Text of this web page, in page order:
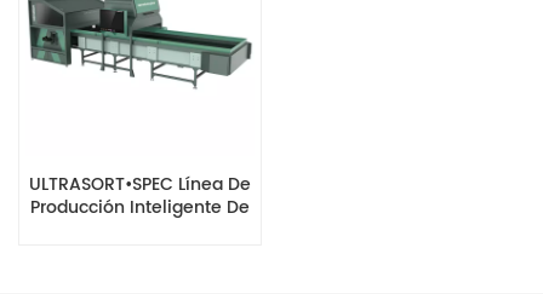
ULTRASORT•SPEC Línea De
Producción Inteligente De